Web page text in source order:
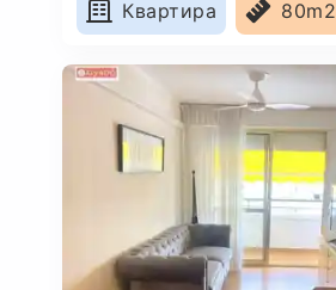
Квартира 80m2